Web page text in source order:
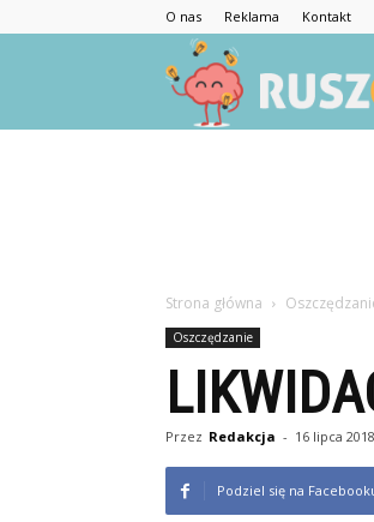
O nas Reklama Kontakt
Strona główna
Oszczędzanie
Przez Redakcja - 16 lipca 2018
Podziel się na